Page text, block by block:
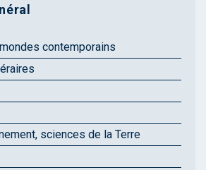
contemporains
sciences de la Terre